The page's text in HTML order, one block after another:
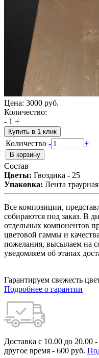
Цена: 3000 руб.
Количество:
- 1 +
Купить в 1 клик
Количество - +
Состав
Цветы: Гвоздика - 25
Упаковка: Лента
Все композиции,
собираются под заказ. В
отдельных компонентов
цветовой гаммы и
пожелания, высылаем на
уведомляем об этапах
Гарантируем свежесть
Подробнее о гарантии
Доставка с 10.00 до 20.00
другое время - 600 руб.